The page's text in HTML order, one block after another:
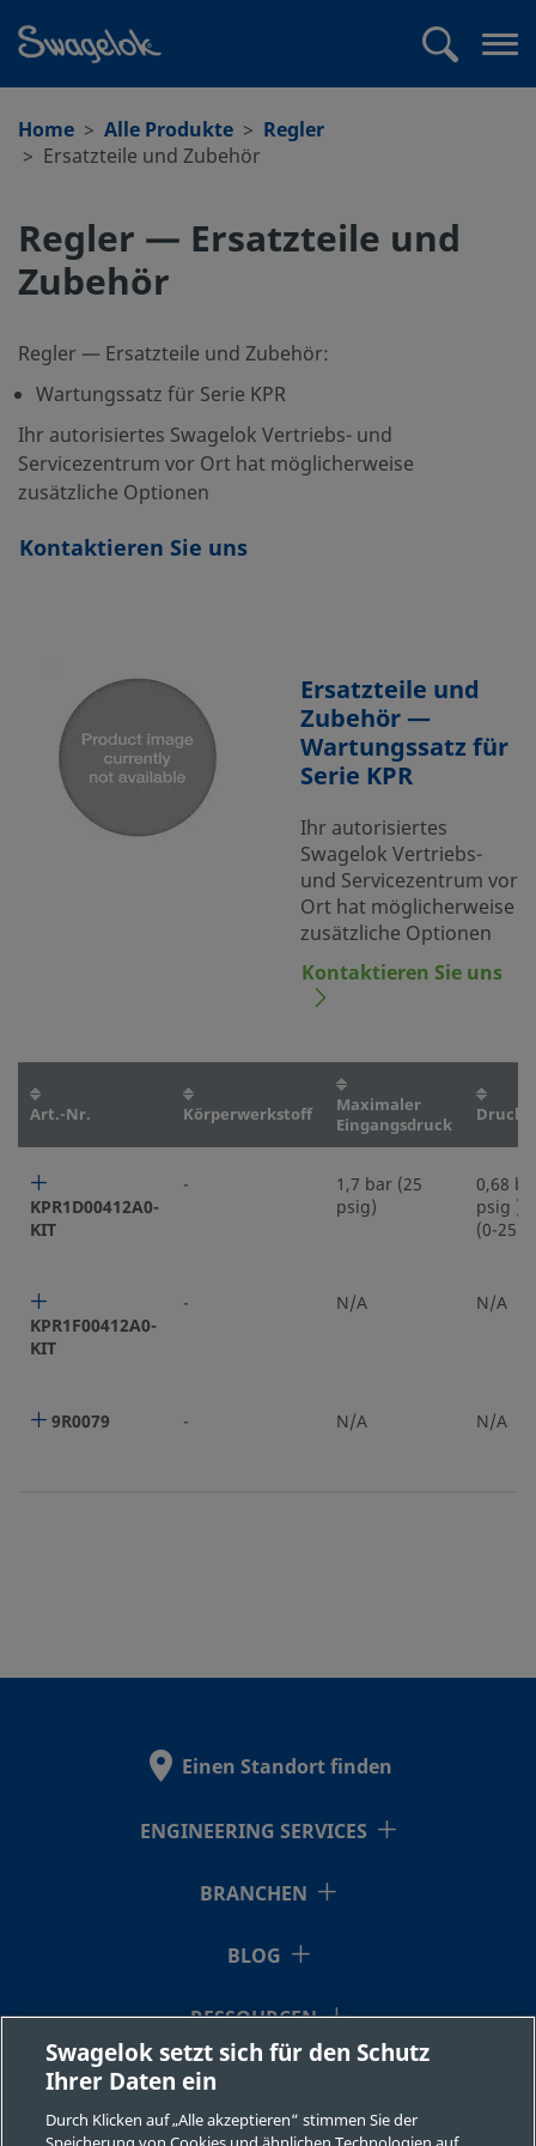
Home
Alle Produkte
Regler
Ersatzteile und Zubehör
Regler — Ersatzteile und
Zubehör
Regler — Ersatzteile und Zubehör:
Wartungssatz für Serie KPR
Ihr autorisiertes Swagelok Vertriebs- und
Servicezentrum vor Ort hat möglicherweise
zusätzliche Optionen
Kontaktieren Sie uns
Ersatzteile und
Zubehör —
Wartungssatz für
Serie KPR
Ihr autorisiertes
Swagelok Vertriebs-
und Servicezentrum vor
Ort hat möglicherweise
zusätzliche Optionen
Kontaktieren Sie uns
Art.-Nr. Körperwerkstoff
Maximaler
Eingangsdruck
KPR1D00412A0-
KIT
-
1,7 bar (25
psig)
0,68
psig )
(0-25
KPR1F00412A0-
KIT
- N/A N/A
9R0079 - N/A N/A
Einen Standort finden
ENGINEERING SERVICES
BRANCHEN
BLOG
RESSOURCEN
ÜBER UNS
Swagelok setzt sich für den Schutz
Ihrer Daten ein
Durch Klicken auf „Alle akzeptieren“ stimmen Sie der